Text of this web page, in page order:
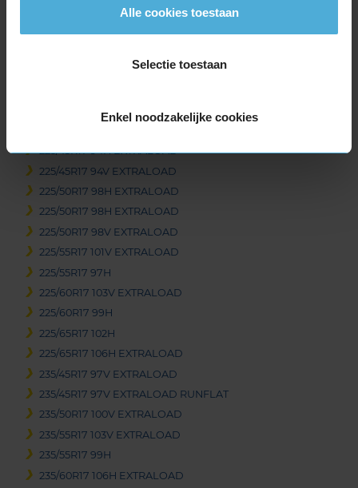
Alle cookies toestaan
Selectie toestaan
Enkel noodzakelijke cookies
215/55R17 98H EXTRALOAD
215/60R17 100V EXTRALOAD
215/65R17 103H EXTRALOAD
225/45R17 94H EXTRALOAD
225/45R17 94V EXTRALOAD
225/50R17 98H EXTRALOAD
225/50R17 98H EXTRALOAD
225/50R17 98V EXTRALOAD
225/55R17 101V EXTRALOAD
225/55R17 97H
225/60R17 103V EXTRALOAD
225/60R17 99H
225/65R17 102H
225/65R17 106H EXTRALOAD
235/45R17 97V EXTRALOAD
235/45R17 97V EXTRALOAD RUNFLAT
235/50R17 100V EXTRALOAD
235/55R17 103V EXTRALOAD
235/55R17 99H
235/60R17 106H EXTRALOAD